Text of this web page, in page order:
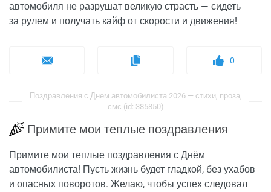
автомобиля не разрушат великую страсть — сидеть
за рулем и получать кайф от скорости и движения!
0
Поздравления с Днем автомобилиста 2026 — стихи, проза,
смс (id: 385850)
Примите мои теплые поздравления
Примите мои теплые поздравления с Днём
автомобилиста! Пусть жизнь будет гладкой, без ухабов
и опасных поворотов. Желаю, чтобы успех следовал